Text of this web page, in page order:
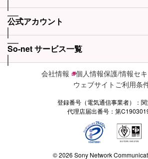
公式アカウント
So-net サービス一覧
会社情報
個人情報保護/情報セ
ウェブサイトご利用条
登録番号（電気通信事業者）：
代理店届出番号：第
© 2026 Sony Network